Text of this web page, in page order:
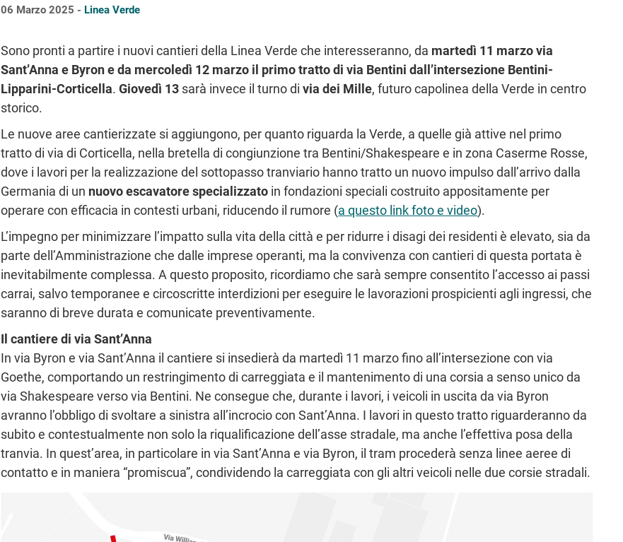
06 Marzo 2025 - Linea Verde
Sono pronti a partire i nuovi cantieri della Linea Verde che interesseranno, da martedì 11 marzo via
Sant’Anna e Byron e da mercoledì 12 marzo il primo tratto di via Bentini dall’intersezione Bentini-
Lipparini-Corticella. Giovedì 13 sarà invece il turno divia dei Mille, futuro capolinea della Verde in centro
storico.
Le nuove aree cantierizzate si aggiungono, per quanto riguarda la Verde, a quelle già attive nel primo
tratto di via di Corticella, nella bretella di congiunzione tra Bentini/Shakespeare e in zona Caserme Rosse,
dove i lavori per la realizzazione del sottopasso tranviario hanno tratto un nuovo impulso dall’arrivo dalla
Germania di un nuovo escavatore specializzato in fondazioni speciali costruito appositamente per
operare con efficacia in contesti urbani, riducendo il rumore (a questo link foto e video).
L’impegno per minimizzare l’impatto sulla vita della città e per ridurre i disagi dei residenti è elevato, sia da
parte dell’Amministrazione che dalle imprese operanti, ma la convivenza con cantieri di questa portata è
inevitabilmente complessa. A questo proposito, ricordiamo che sarà sempre consentito l’accesso ai passi
carrai, salvo temporanee e circoscritte interdizioni per eseguire le lavorazioni prospicienti agli ingressi, che
saranno di breve durata e comunicate preventivamente.
Il cantiere di via Sant’Anna
In via Byron e via Sant’Anna il cantiere si insedierà da martedì 11 marzo fino all’intersezione con via
Goethe, comportando un restringimento di carreggiata e il mantenimento di una corsia a senso unico da
via Shakespeare verso via Bentini. Ne consegue che, durante i lavori, i veicoli in uscita da via Byron
avranno l’obbligo di svoltare a sinistra all’incrocio con Sant’Anna. I lavori in questo tratto riguarderanno da
subito e contestualmente non solo la riqualificazione dell’asse stradale, ma anche l’effettiva posa della
tranvia. In quest’area, in particolare in via Sant’Anna e via Byron, il tram procederà senza linee aeree di
contatto e in maniera “promiscua”, condividendo la carreggiata con gli altri veicoli nelle due corsie stradali.